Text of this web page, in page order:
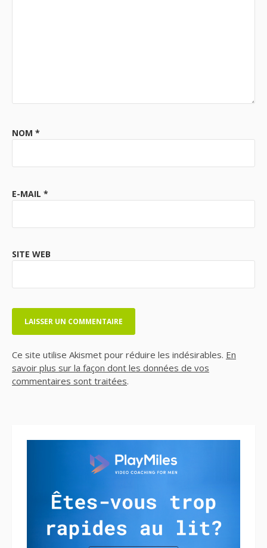
NOM *
E-MAIL *
SITE WEB
Ce site utilise Akismet pour réduire les indésirables. En
savoir plus sur la façon dont les données de vos
commentaires sont traitées.